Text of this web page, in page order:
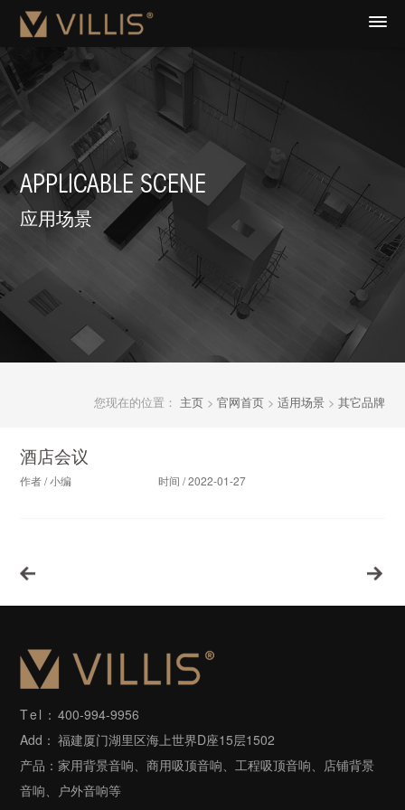
APPLICABLE SCENE
应用场景
您现在的位置： 主页> 官网首页> 适用场景> 其它品牌
酒店会议
作者 / 小编 时间 / 2022-01-27
Tel：400-994-9956
Add： 福建厦门湖里区海上世界D座15层1502
产品：家用背景音响、商用吸顶音响、工程吸顶音响、店铺背景
音响、户外音响等